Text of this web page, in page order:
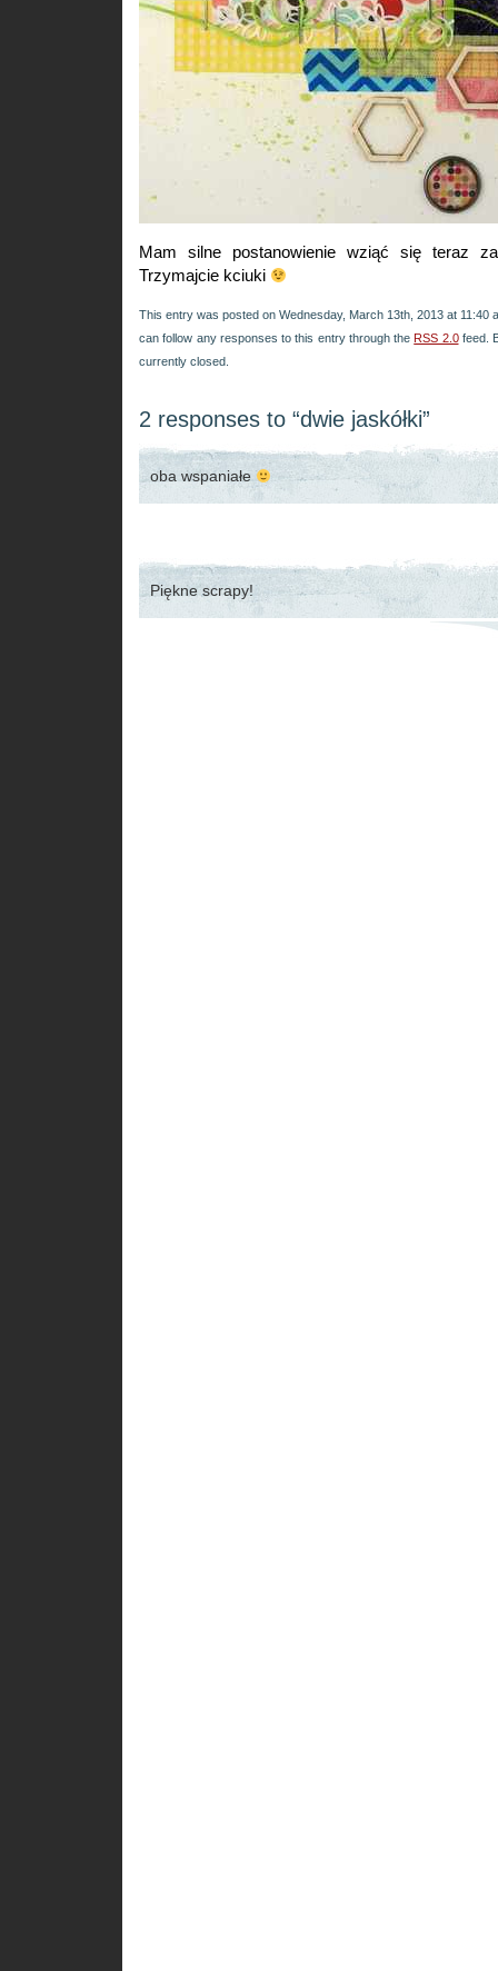
Mam silne postanowienie wziąć się teraz
Trzymajcie kciuki
This entry was posted on Wednesday, March 13th, 2013 at 11:40
can follow any responses to this entry through the RSS 2.0feed.
currently closed.
2 responses to “dwie jaskółki”
oba wspaniałe
Piękne scrapy!